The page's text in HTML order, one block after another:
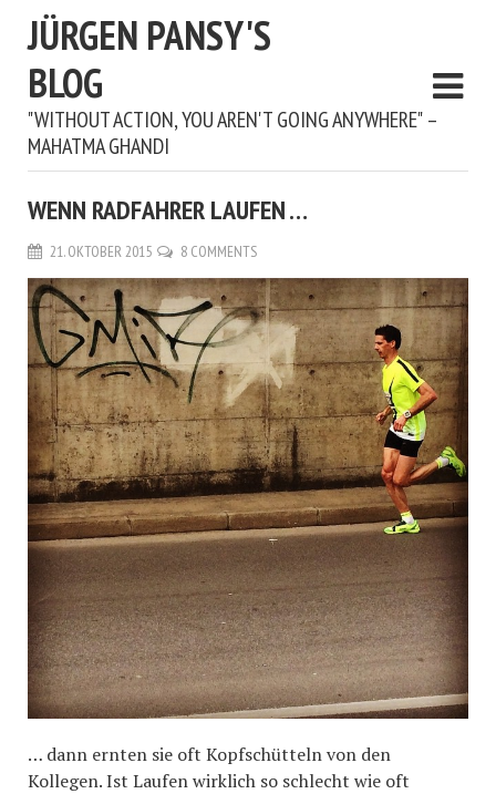
JÜRGEN PANSY'S
BLOG
"WITHOUT ACTION, YOU AREN'T GOING ANYWHERE" –
MAHATMA GHANDI
WENN RADFAHRER LAUFEN …
21. OKTOBER 2015 8 COMMENTS
… dann ernten sie oft Kopfschütteln von den
Kollegen. Ist Laufen wirklich so schlecht wie oft